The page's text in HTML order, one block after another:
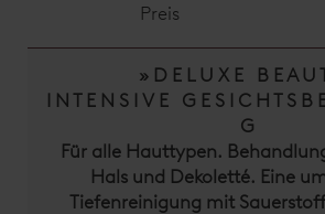
Preis
» D E L U X E B E A U
I N T E N S I V E G E S I C H T S B
G
Für alle Hauttypen.
Hals und Dekoletté. Eine
Tiefenreinigung mit